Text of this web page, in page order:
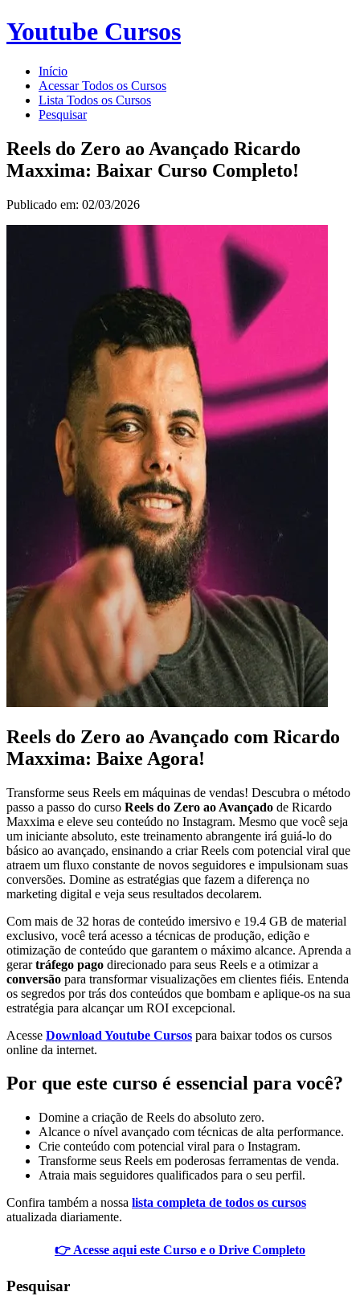
Youtube Cursos
Início
Acessar Todos os Cursos
Lista Todos os Cursos
Pesquisar
Reels do Zero ao Avançado Ricardo
Maxxima: Baixar Curso Completo!
Publicado em: 02/03/2026
Reels do Zero ao Avançado com Ricardo
Maxxima: Baixe Agora!
Transforme seus Reels em máquinas de vendas! Descubra o método
passo a passo do curso Reels do Zero ao Avançado de Ricardo
Maxxima e eleve seu conteúdo no Instagram. Mesmo que você seja
um iniciante absoluto, este treinamento abrangente irá guiá-lo do
básico ao avançado, ensinando a criar Reels com potencial viral que
atraem um fluxo constante de novos seguidores e impulsionam suas
conversões. Domine as estratégias que fazem a diferença no
marketing digital e veja seus resultados decolarem.
Com mais de 32 horas de conteúdo imersivo e 19.4 GB de material
exclusivo, você terá acesso a técnicas de produção, edição e
otimização de conteúdo que garantem o máximo alcance. Aprenda a
gerartráfego pago direcionado para seus Reels e a otimizar a
conversão para transformar visualizações em clientes fiéis. Entenda
os segredos por trás dos conteúdos que bombam e aplique-os na sua
estratégia para alcançar um ROI excepcional.
Acesse Download Youtube Cursos para baixar todos os cursos
online da internet.
Por que este curso é essencial para você?
Domine a criação de Reels do absoluto zero.
Alcance o nível avançado com técnicas de alta performance.
Crie conteúdo com potencial viral para o Instagram.
Transforme seus Reels em poderosas ferramentas de venda.
Atraia mais seguidores qualificados para o seu perfil.
Confira também a nossa lista completa de todos os cursos
atualizada diariamente.
👉 Acesse aqui este Curso e o Drive Completo
Pesquisar